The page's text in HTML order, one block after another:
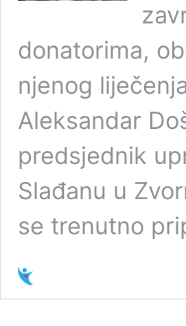
donatorima,
njenog
Aleksandar
predsjednik
Slađanu u
se trenutno